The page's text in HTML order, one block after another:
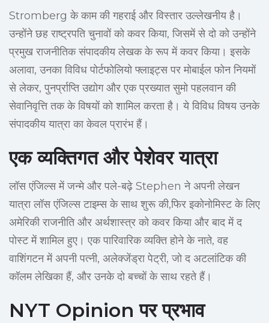
Stromberg के काम की गहराई और विस्तार उल्लेखनीय है।
उन्होंने छह राष्ट्रपति चुनावों को कवर किया, जिसमें से दो को उन्होंने
प्रमुख राजनीतिक संपादकीय लेखक के रूप में कवर किया। इसके
अलावा, उनका विविध पोर्टफोलियो फ्लाइट्स पर मोबाईल फोन नियमों
से लेकर, पुनर्प्राप्ति उद्योग और एक प्रख्यात सुमो पहलवान की
सेवानिवृत्ति तक के विषयों को शामिल करता है। ये विविध विषय उनके
संपादकीय यात्रा का केवल प्रारंभ हैं।
एक व्यक्तिगत और पेशेवर यात्रा
लॉस एंजिल्स में जन्मे और पले-बढ़े Stephen ने अपनी लेखन
यात्रा लॉस एंजिल्स टाइम्स के साथ शुरू की,फिर इकोनोमिस्ट के लिए
अमेरिकी राजनीति और अर्थशास्त्र को कवर किया और बाद में द
पोस्ट में शामिल हुए। एक पारिवारिक व्यक्ति होने के नाते, वह
वाशिंगटन में अपनी पत्नी, अलेक्जेंड्रा पेट्री, जो द अटलांटिक की
कॉलम लेखिका हैं, और उनके दो बच्चों के साथ रहते हैं।
NYT Opinion पर प्रभाव